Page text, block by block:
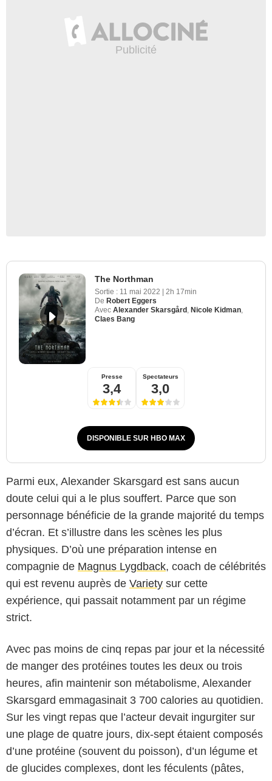
The Northman
Sortie : 11 mai 2022 | 2h 17min
De Robert Eggers
Avec Alexander Skarsgård Nicole Kidman
Claes Bang
Presse
3,4
Spectateurs
3,0
DISPONIBLE SUR HBO MAX
Parmi eux, Alexander Skarsgard est sans aucun
doute celui qui a le plus souffert. Parce que son
personnage bénéficie de la grande majorité du temps
d’écran. Et s’illustre dans les scènes les plus
physiques. D’où une préparation intense en
compagnie de Magnus Lygdback, coach de célébrités
qui est revenu auprès de Variety sur cette
expérience, qui passait notamment par un régime
strict.
Avec pas moins de cinq repas par jour et la nécessité
de manger des protéines toutes les deux ou trois
heures, afin maintenir son métabolisme, Alexander
Skarsgard emmagasinait 3 700 calories au quotidien.
Sur les vingt repas que l’acteur devait ingurgiter sur
une plage de quatre jours, dix-sept étaient composés
d’une protéine (souvent du poisson), d’un légume et
de glucides complexes, dont les féculents (pâtes,